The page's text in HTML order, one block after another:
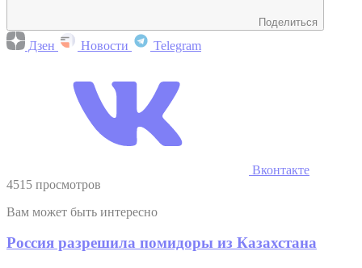
Поделиться
Дзен Новости Telegram
Вконтакте
4515 просмотров
Вам может быть интересно
Россия разрешила помидоры из Казахстана